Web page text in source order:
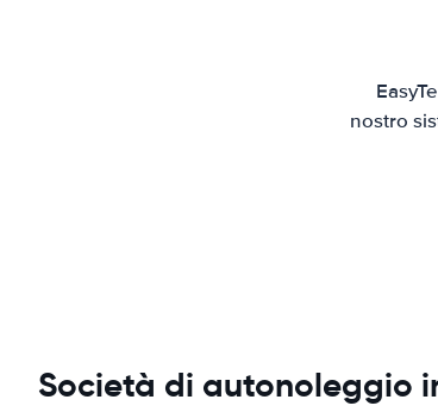
nostro
Società di autonoleggio